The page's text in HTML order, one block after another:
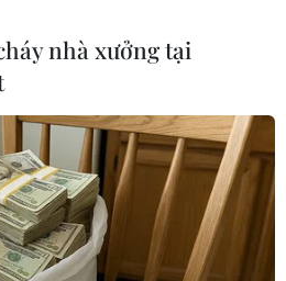
Đắk Lắk làm hai người
thương vong
08/08/2026 14:58
nhà xưởng tại